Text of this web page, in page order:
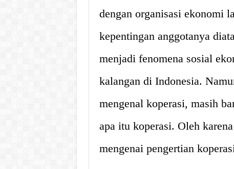
dengan organisasi ekonomi
kepentingan anggotanya
menjadi fenomena sosial
kalangan di Indonesia.
mengenal koperasi, masih
apa itu koperasi. Oleh
mengenai pengertian